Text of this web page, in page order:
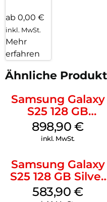
ab 0,00 €
inkl. MwSt.
Mehr
erfahren
Ähnliche
Samsung Galaxy
S25 128 GB
Icyblue
898,90€
inkl. MwSt.
Samsung Galaxy
S25 128 GB Silver
Shadow
583,90€